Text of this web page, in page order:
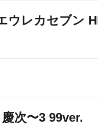
ウレカセブン
次〜3 99ver.